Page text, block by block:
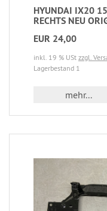
HYUNDAI IX20
RECHTS NEU
EUR 24,00
inkl. 19 % USt zzgl.
Lagerbestand 1
mehr...